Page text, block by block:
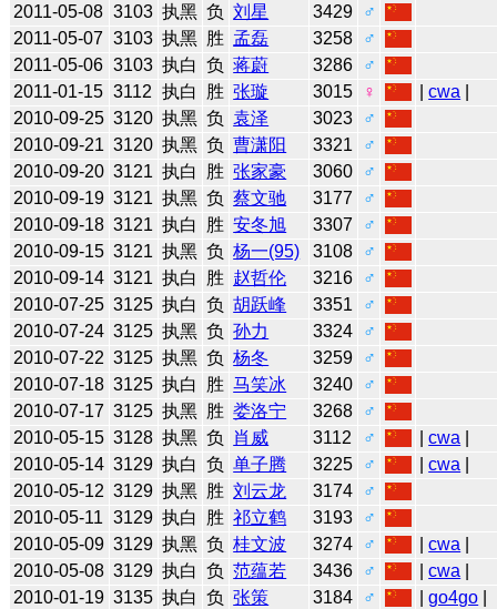
2011-05-08 3103 执黑 负 刘星 3429
♂
2011-05-07 3103 执黑 胜 孟磊 3258
♂
2011-05-06 3103 执白 负 蒋蔚 3286
♂
2011-01-15 3112 执白 胜 张璇 3015 ♀ |cwa
2010-09-25 3120 执黑 负 袁泽 3023
♂
2010-09-21 3120 执黑 负 曹潇阳 3321
♂
2010-09-20 3121 执白 胜 张家豪 3060
♂
2010-09-19 3121 执黑 负 蔡文驰 3177
♂
2010-09-18 3121 执白 胜 安冬旭 3307
♂
2010-09-15 3121 执黑 负 杨一(95) 3108
♂
2010-09-14 3121 执白 胜 赵哲伦 3216
♂
2010-07-25 3125 执白 负 胡跃峰 3351
♂
2010-07-24 3125 执黑 负 孙力 3324
♂
2010-07-22 3125 执黑 负 杨冬 3259
♂
2010-07-18 3125 执白 胜 马笑冰 3240
♂
2010-07-17 3125 执黑 胜 娄洛宁 3268
♂
2010-05-15 3128 执黑 负 肖威 3112 ♂ |cwa
2010-05-14 3129 执白 负 单子腾 3225 ♂ |cwa
2010-05-12 3129 执黑 胜 刘云龙 3174
♂
2010-05-11 3129 执白 胜 祁立鹤 3193
♂
2010-05-09 3129 执黑 负 桂文波 3274 ♂ |cwa
2010-05-08 3129 执白 负 范蕴若 3436 ♂ |cwa
2010-01-19 3135 执白 负 张策 3184 ♂ |go4go